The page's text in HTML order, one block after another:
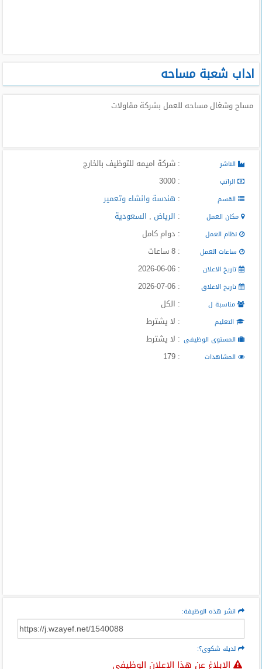
تصفح
الوظائف
وظائف
اليوم
السعودية
اليوم
وظائف
مصر
اليوم
وظائف
حكومية
المدونة
اداب شعبة مساحه
مساح وشغال مساحه للعمل بشركة مقاولات
الناشر : شركة اميمه للتوظيف بالخارج
الراتب : 3000
القسم : هندسة وانشاء وتعمير
مكان العمل : الرياض , السعودية
نظام العمل : دوام كامل
ساعات العمل : 8 ساعات
تاريخ الاعلان : 2026-06-06
تاريخ الاغلاق : 2026-07-06
مناسبة ل : الكل
التعليم : لا يشترط
المستوى الوظيفى : لا يشترط
المشاهدات : 179
انشر هذه الوظيفة:
لديك شكوى؟:
الابلاغ عن هذا الاعلان الوظيفي